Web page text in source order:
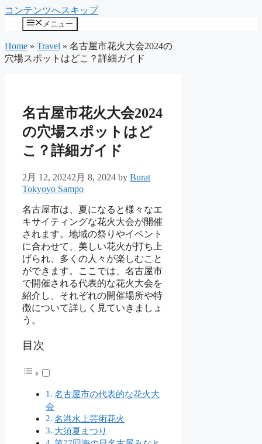
コンテンツへスキップ
メニュー
Home » Travel » 名古屋市花火大会2024の
穴場スポットはどこ？詳細ガイド
名古屋市花火大会2024
の穴場スポットはど
こ？詳細ガイド
2月 12, 20242月 8, 2024 by Burat
Tokyoyo Sampo
名古屋市は、夏になると様々なエ
キサイティングな花火大会が開催
されます。地域の祭りやイベント
に合わせて、美しい花火が打ち上
げられ、多くの人々が楽しむこと
ができます。ここでは、名古屋市
で開催される代表的な花火大会を
紹介し、それぞれの開催場所や特
徴について詳しく見ていきましょ
う。
目次
名古屋市の代表的な花火大
会
名港水上芸術花火
大須夏まつり